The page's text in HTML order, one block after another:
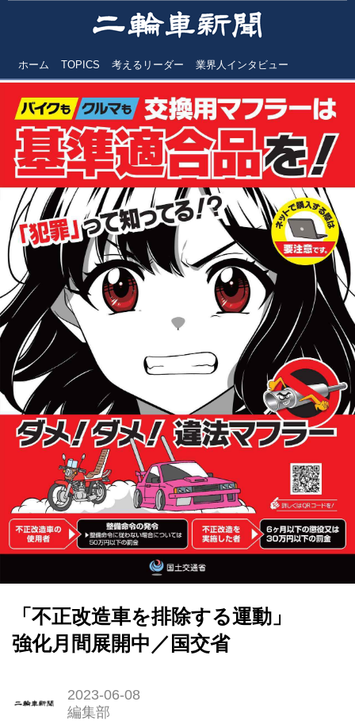
ホーム TOPICS 考えるリーダー 業界人インタビュー
「不正改造車を排除する運動」
強化月間展開中／国交省
2023-06-08
編集部